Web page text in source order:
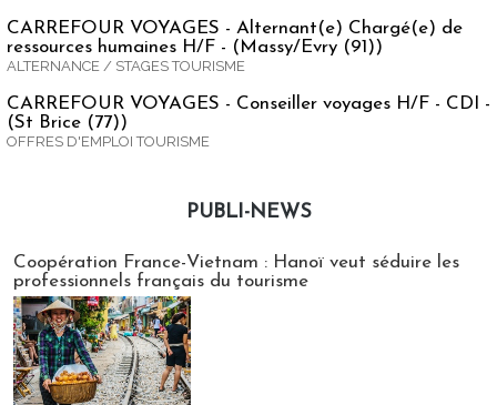
CARREFOUR VOYAGES - Alternant(e) Chargé(e) de
ressources humaines H/F - (Massy/Evry (91))
ALTERNANCE / STAGES TOURISME
CARREFOUR VOYAGES - Conseiller voyages H/F - CDI -
(St Brice (77))
OFFRES D'EMPLOI TOURISME
PUBLI-NEWS
Coopération France-Vietnam : Hanoï veut séduire les
professionnels français du tourisme